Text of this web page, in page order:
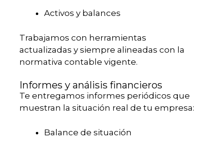
Activos y balances
Trabajamos con herramientas
actualizadas y siempre alineadas con la
normativa contable vigente.
Informes y análisis financieros
Te entregamos informes periódicos que
muestran la situación real de tu empresa:
Balance de situación